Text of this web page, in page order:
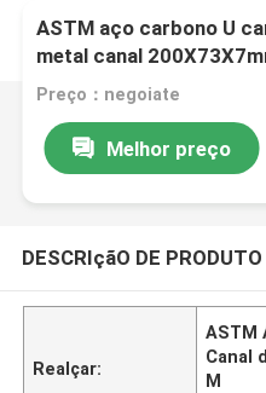
ASTM aço carbono U
metal canal
Preço：negoiate
Melhor preço
DESCRIçãO DE PRODUTO
Realçar:
ASTM
Canal
M